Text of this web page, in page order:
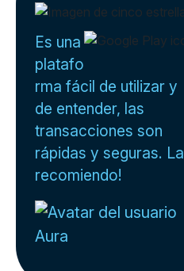
Es una
platafo
rma fácil de utilizar y
de entender, las
transacciones son
rápidas y seguras. La
recomiendo!
Aura